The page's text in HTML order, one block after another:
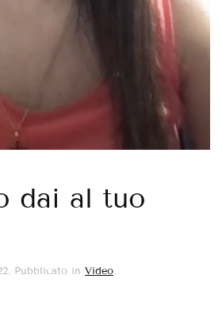
dai al tuo
. Pubblicato in Video.